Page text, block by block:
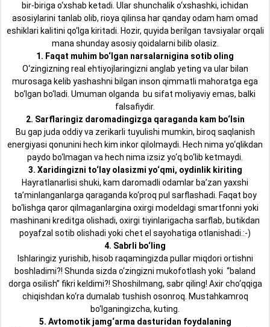
bir-biriga o‘xshab ketadi. Ular shunchalik o‘xshashki, ichidan
asosiylarini tanlab olib, rioya qilinsa har qanday odam ham omad
eshiklari kalitini qo‘lga kiritadi. Hozir, quyida berilgan tavsiyalar orqali
mana shunday asosiy qoidalarni bilib olasiz.
1. Faqat muhim bo‘lgan narsalarnigina sotib oling
O‘zingizning real ehtiyojlaringizni anglab yeting va ular bilan
murosaga kelib yashashni bilgan inson qimmatli mahoratga ega
bo‘lgan bo‘ladi. Umuman olganda bu sifat moliyaviy emas, balki
falsafiydir.
2. Sarflaringiz daromadingizga qaraganda kam bo‘lsin
Bu gap juda oddiy va zerikarli tuyulishi mumkin, biroq saqlanish
energiyasi qonunini hech kim inkor qilolmaydi. Hech nima yo‘qlikdan
paydo bo‘lmagan va hech nima izsiz yo‘q bo‘lib ketmaydi.
3. Xaridingizni to‘lay olasizmi yo‘qmi, oydinlik kiriting
Hayratlanarlisi shuki, kam daromadli odamlar ba’zan yaxshi
ta’minlanganlarga qaraganda ko‘proq pul sarflashadi. Faqat boy
bo‘lishga qaror qilmaganlargina oxirgi modeldagi smartfonni yoki
mashinani kreditga olishadi, oxirgi tiyinlarigacha sarflab, butikdan
poyafzal sotib olishadi yoki chet el sayohatiga otlanishadi.:-)
4. Sabrli bo‘ling
Ishlaringiz yurishib, hisob raqamingizda pullar miqdori ortishni
boshladimi?! Shunda sizda o‘zingizni mukofotlash yoki “baland
dorga osilish” fikri keldimi?! Shoshilmang, sabr qiling! Axir cho‘qqiga
chiqishdan ko‘ra dumalab tushish osonroq. Mustahkamroq
bo‘lganingizcha, kuting.
5. Avtomotik jamg‘arma dasturidan foydalaning